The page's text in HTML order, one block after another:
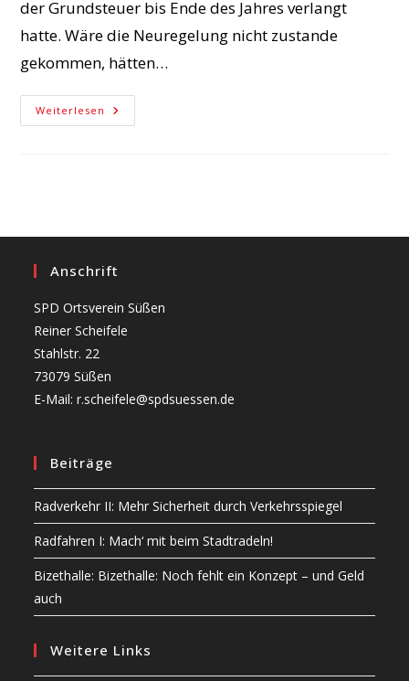
der Grundsteuer bis Ende des Jahres verlangt
hatte. Wäre die Neuregelung nicht zustande
gekommen, hätten…
Weiterlesen SPD
Will
Anschrift
SPD Ortsverein Süßen
Reiner Scheifele
Stahlstr. 22
73079 Süßen
E-Mail: r.scheifele@spdsuessen.de
Beiträge
Radverkehr II: Mehr Sicherheit durch Verkehrsspiegel
Radfahren I: Mach‘ mit beim Stadtradeln!
Bizethalle: Bizethalle: Noch fehlt ein Konzept – und Geld
auch
Weitere Links